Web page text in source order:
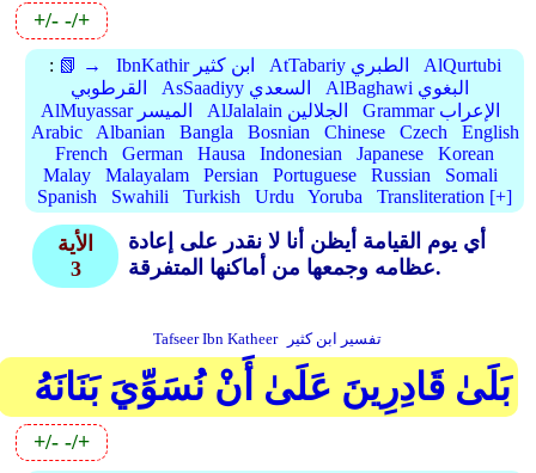
+/- -/+
: 📗 → IbnKathir ابن كثير AtTabariy الطبري
AlQurtubi
القرطوبي
AsSaadiyy السعدي
AlBaghawi البغوي
AlMuyassar الميسر
AlJalalain الجلالين
Grammar الإعراب
Arabic
Albanian Bangla Bosnian Chinese Czech
English
French
German Hausa Indonesian Japanese
Korean
Malay
Malayalam Persian Portuguese Russian
Somali
Spanish
Swahili Turkish Urdu Yoruba Transliteration [+]
الأية
3
أي يوم القيامة أيظن أنا لا نقدر على إعادة
عظامه وجمعها من أماكنها المتفرقة.
Tafseer Ibn Katheer تفسير ابن كثير
بَلَىٰ قَادِرِينَ عَلَىٰ أَنْ نُسَوِّيَ بَنَانَهُ
+/- -/+